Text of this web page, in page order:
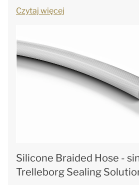
Czytaj więcej
Silicone Braided Hose -
Trelleborg Sealing